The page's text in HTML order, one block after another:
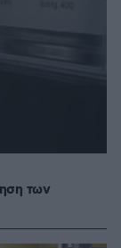
των